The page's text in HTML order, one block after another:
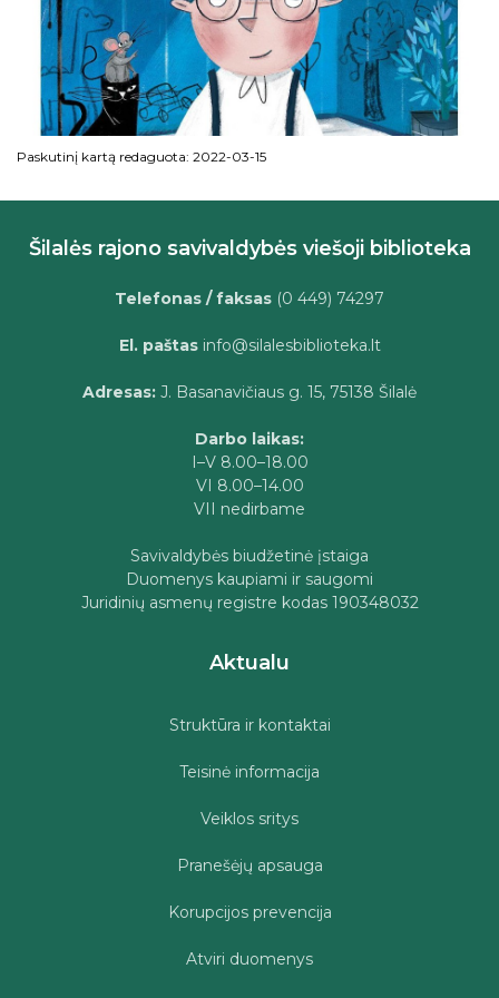
Paskutinį kartą redaguota: 2022-03-15
Šilalės rajono savivaldybės viešoji biblioteka
Telefonas / faksas (0 449) 74297
El. paštasinfo@silalesbiblioteka.lt
Adresas: J. Basanavičiaus g. 15, 75138 Šilalė
Darbo laikas:
I–V 8.00–18.00
VI 8.00–14.00
VII nedirbame
Savivaldybės biudžetinė įstaiga
Duomenys kaupiami ir saugomi
Juridinių asmenų registre kodas 190348032
Aktualu
Struktūra ir kontaktai
Teisinė informacija
Veiklos sritys
Pranešėjų apsauga
Korupcijos prevencija
Atviri duomenys